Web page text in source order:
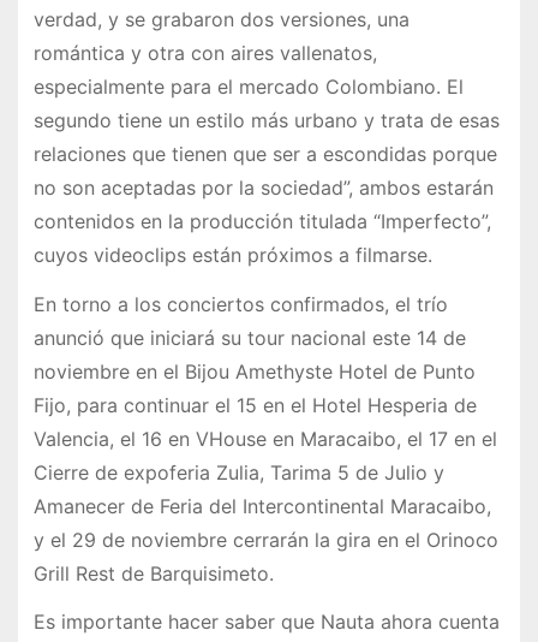
verdad, y se grabaron dos versiones, una
romántica y otra con aires vallenatos,
especialmente para el mercado Colombiano. El
segundo tiene un estilo más urbano y trata de esas
relaciones que tienen que ser a escondidas porque
no son aceptadas por la sociedad”, ambos estarán
contenidos en la producción titulada “Imperfecto”,
cuyos videoclips están próximos a filmarse.
En torno a los conciertos confirmados, el trío
anunció que iniciará su tour nacional este 14 de
noviembre en el Bijou Amethyste Hotel de Punto
Fijo, para continuar el 15 en el Hotel Hesperia de
Valencia, el 16 en VHouse en Maracaibo, el 17 en el
Cierre de expoferia Zulia, Tarima 5 de Julio y
Amanecer de Feria del Intercontinental Maracaibo,
y el 29 de noviembre cerrarán la gira en el Orinoco
Grill Rest de Barquisimeto.
Es importante hacer saber que Nauta ahora cuenta